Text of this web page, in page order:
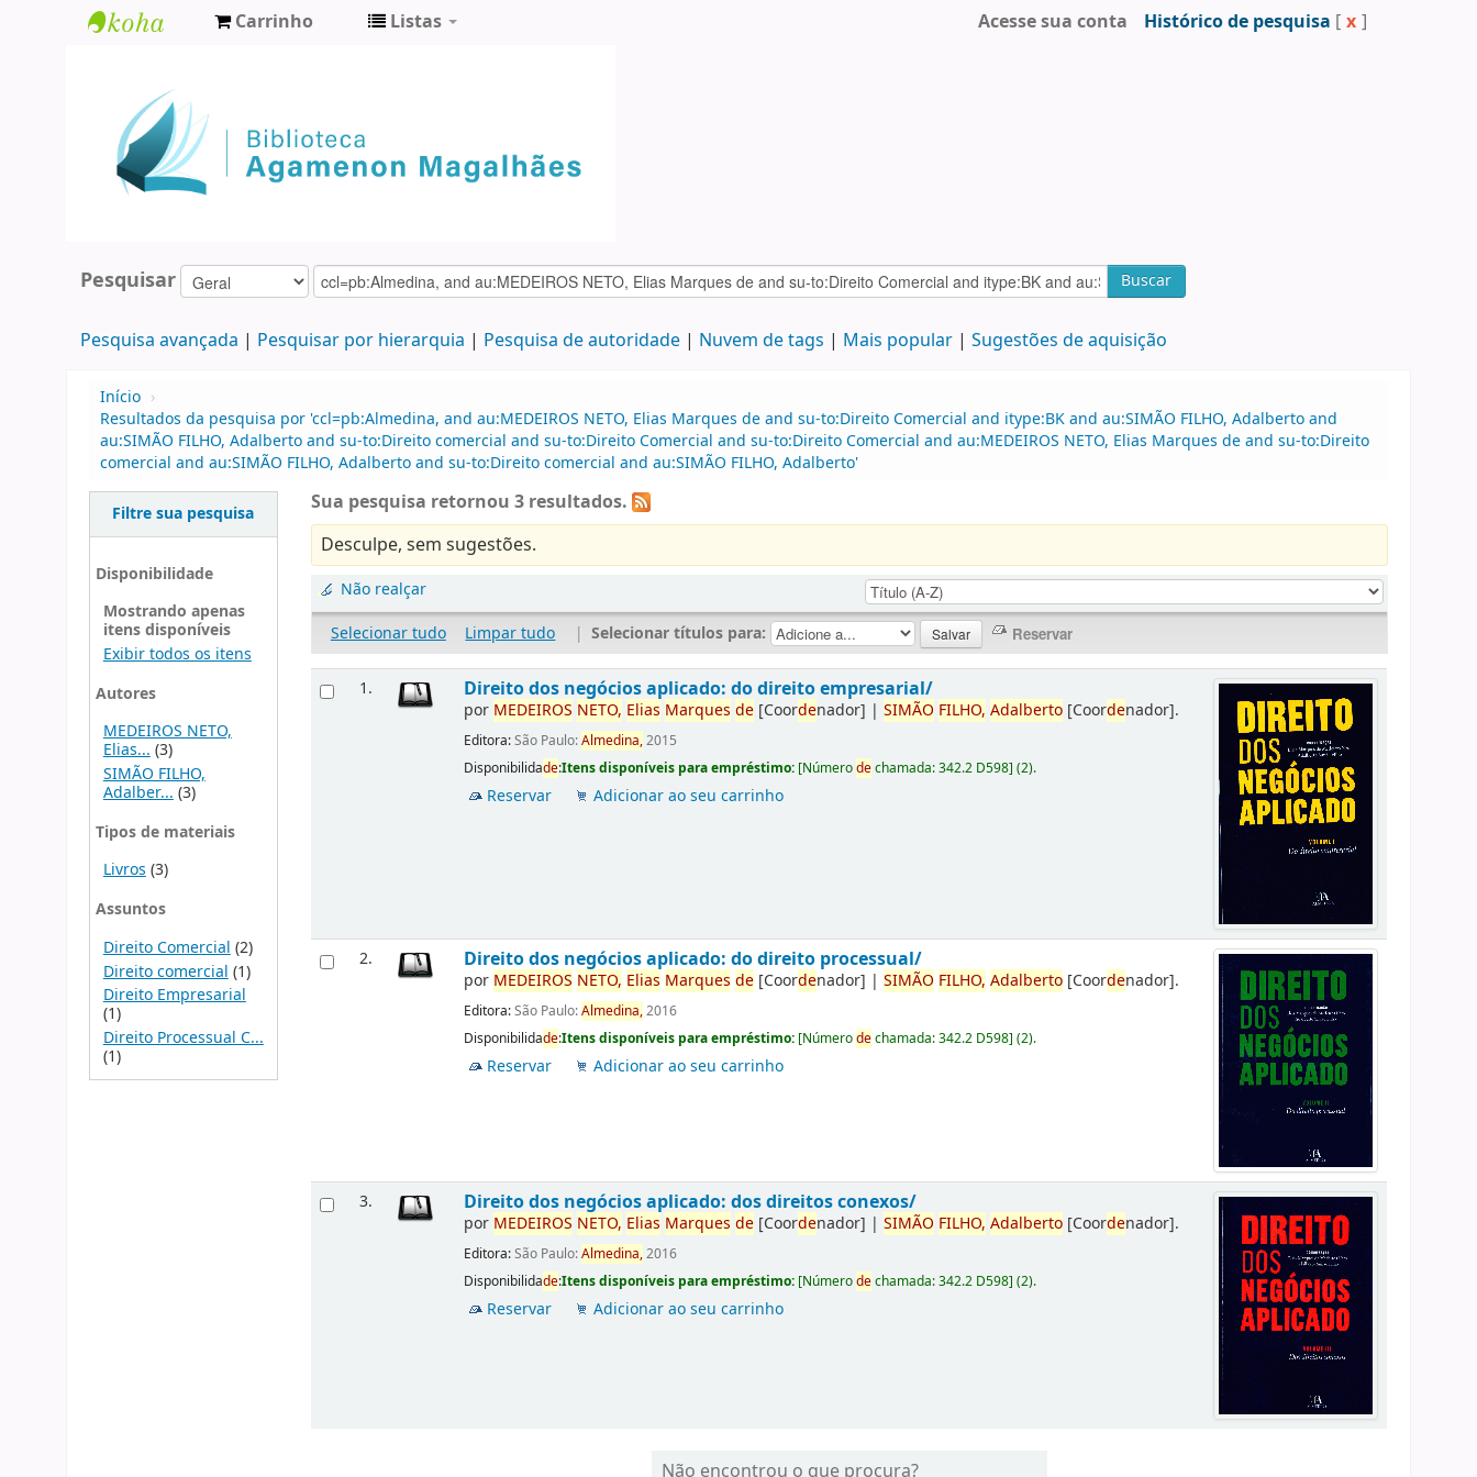
Agamenon
Magalhães
Carrinho Listas Acesse sua conta Histórico de pesquisa [ x ]
Pesquisar Buscar
Pesquisa avançada Pesquisar por hierarquia Pesquisa de autoridade Nuvem de tags Mais popular Sugestões de aquisição
Início ›
Resultados da pesquisa por 'ccl=pb:Almedina, and au:MEDEIROS NETO, Elias Marques de and su-to:Direito Comercial and itype:BK and au:SIMÃO FILHO, Adalberto and
au:SIMÃO FILHO, Adalberto and su-to:Direito comercial and su-to:Direito Comercial and su-to:Direito Comercial and au:MEDEIROS NETO, Elias Marques de and su-to:Direito
comercial and au:SIMÃO FILHO, Adalberto and su-to:Direito comercial and au:SIMÃO FILHO, Adalberto'
Filtre sua pesquisa
Disponibilidade
Mostrando apenas
itens disponíveis
Exibir todos os itens
Autores
MEDEIROS NETO,
Elias...(3)
SIMÃO FILHO,
Adalber... (3)
Tipos de materiais
Livros(3)
Assuntos
Direito Comercial (2)
Direito comercial (1)
Direito Empresarial
(1)
Direito Processual C...
(1)
Sua pesquisa retornou 3 resultados.
Desculpe, sem sugestões.
Não realçar
Selecionar tudo
Limpar tudo | Selecionar títulos para:
1. Direito dos negócios aplicado: do direito empresarial/
por MEDEIROS NETO, Elias Marques de [Coordenador] |SIMÃO FILHO, Adalberto [Coordenador].
Editora:São Paulo:Almedina,2015
Disponibilidade:Itens disponíveis para empréstimo: [Númerodechamada:342.2 D598](2).
Reservar Adicionar ao seu carrinho
2. Direito dos negócios aplicado: do direito processual/
por MEDEIROS NETO, Elias Marques de [Coordenador] |SIMÃO FILHO, Adalberto [Coordenador].
Editora:São Paulo:Almedina,2016
Disponibilidade:Itens disponíveis para empréstimo: [Númerodechamada:342.2 D598](2).
Reservar Adicionar ao seu carrinho
3. Direito dos negócios aplicado: dos direitos conexos/
por MEDEIROS NETO, Elias Marques de [Coordenador] |SIMÃO FILHO, Adalberto [Coordenador].
Editora:São Paulo:Almedina,2016
Disponibilidade:Itens disponíveis para empréstimo: [Númerodechamada:342.2 D598](2).
Reservar Adicionar ao seu carrinho